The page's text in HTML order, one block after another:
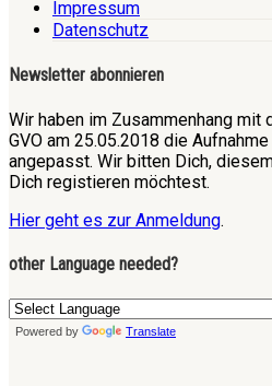
Impressum
Datenschutz
Newsletter abonnieren
Wir haben im Zusammenhang mit
GVO am 25.05.2018 die
angepasst. Wir bitten Dich,
Dich registieren möchtest.
Hier geht es zur Anmeldung.
other Language needed?
Powered by Translate